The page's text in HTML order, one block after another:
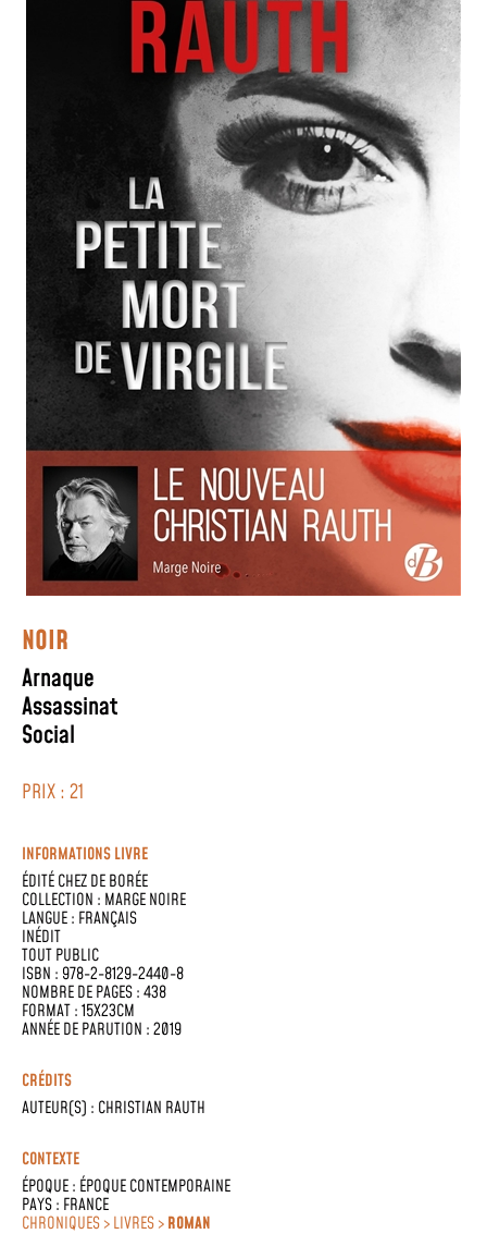
NOIR
Arnaque
Assassinat
Social
PRIX : 21
INFORMATIONS LIVRE
ÉDITÉ CHEZDE BORÉE
COLLECTION : MARGE NOIRE
LANGUE : FRANÇAIS
INÉDIT
TOUT PUBLIC
ISBN : 978-2-8129-2440-8
NOMBRE DE PAGES : 438
FORMAT : 15X23CM
ANNÉE DE PARUTION : 2019
CRÉDITS
AUTEUR(S) : CHRISTIAN RAUTH
CONTEXTE
ÉPOQUE : ÉPOQUE CONTEMPORAINE
PAYS : FRANCE
CHRONIQUES > LIVRES >ROMAN